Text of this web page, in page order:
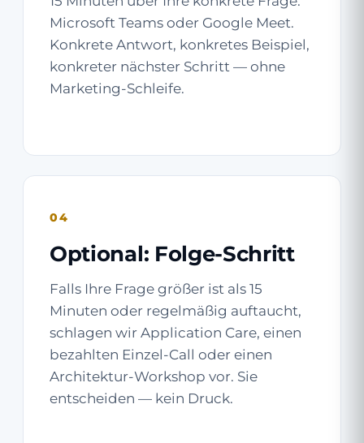
Microsoft Teams oder Google Meet.
Konkrete Antwort, konkretes Beispiel,
konkreter nächster Schritt — ohne
Marketing-Schleife.
04
Optional: Folge-Schritt
Falls Ihre Frage größer ist als 15
Minuten oder regelmäßig auftaucht,
schlagen wir Application Care, einen
bezahlten Einzel-Call oder einen
Architektur-Workshop vor. Sie
entscheiden — kein Druck.